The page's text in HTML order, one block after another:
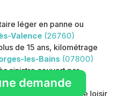
léger en panne ou
Valence (26760)
de 15 ans, kilométrage
les-Bains (07800)
sinistre couvert par
Valence (26800)
vélo ou attelage de loisir
demande